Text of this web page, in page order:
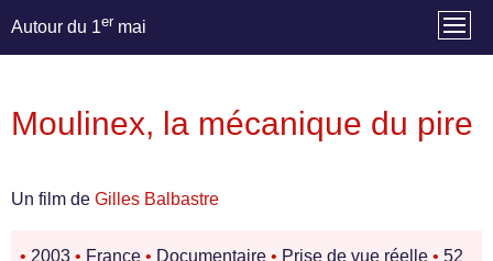
Autour du 1er mai
Moulinex, la mécanique du pire
Un film de Gilles Balbastre
• 2003 • France • Documentaire • Prise de vue réelle • 52